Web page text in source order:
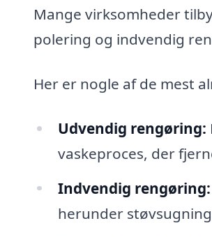
Mange virksomheder
polering og indvendig
Her er nogle af de mest
Udvendig rengøring:
vaskeproces, der
Indvendig rengøring:
herunder